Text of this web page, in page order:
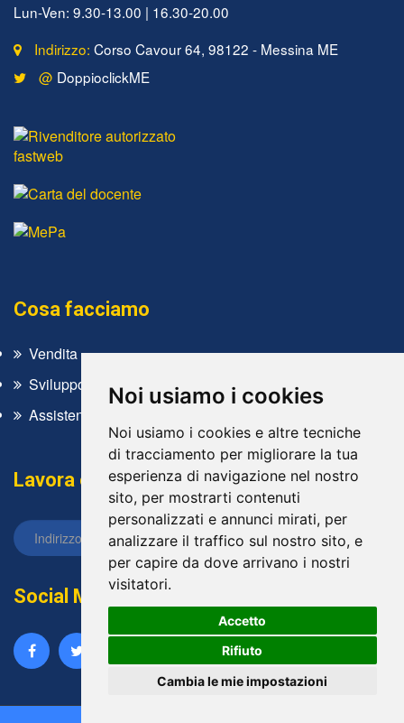
Noi usiamo i cookies
Noi usiamo i cookies e altre tecniche
di tracciamento per migliorare la tua
esperienza di navigazione nel nostro
sito, per mostrarti contenuti
personalizzati e annunci mirati, per
analizzare il traffico sul nostro sito, e
per capire da dove arrivano i nostri
visitatori.
Accetto
Rifiuto
Cambia le mie impostazioni
Lun-Ven: 9.30-13.00 | 16.30-20.00
Indirizzo: Corso Cavour 64, 98122 - Messina ME
@ DoppioclickME
Cosa facciamo
Vendita
Sviluppo software
Assistenza tecnica
Lavora con noi
Social Media